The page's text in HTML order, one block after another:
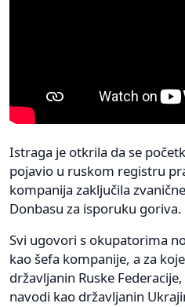
Istraga je otkrila da se
pojavio u ruskom registru
kompanija zaključila
Donbasu za isporuku goriva.
Svi ugovori s okupatorima
kao šefa kompanije, a za
državljanin Ruske
navodi kao državljanin